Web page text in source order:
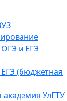
и ЕГЭ
(бюджетная
УлГТУ